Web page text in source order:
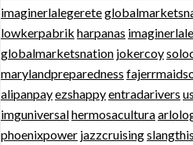
imaginerlalegerete
lowkerpabrik harpanas
globalmarketsnation jokercoy
marylandpreparedness
alipanpayezshappyentradarivers
imguniversalhermosacultura
phoenixpower jazzcruisingslangthis